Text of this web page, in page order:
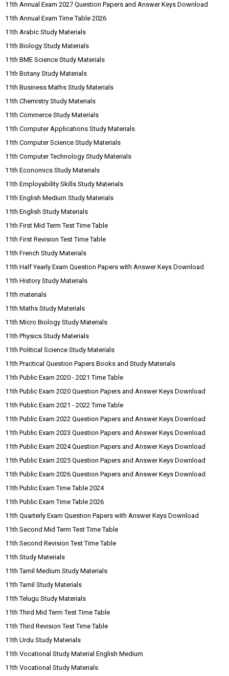
11th Annual Exam 2027 Question Papers and Answer Keys Download
11th Annual Exam Time Table 2026
11th Arabic Study Materials
11th Biology Study Materials
11th BME Science Study Materials
11th Botany Study Materials
11th Business Maths Study Materials
11th Chemistry Study Materials
11th Commerce Study Materials
11th Computer Applications Study Materials
11th Computer Science Study Materials
11th Computer Technology Study Materials
11th Economics Study Materials
11th Employability Skills Study Materials
11th English Medium Study Materials
11th English Study Materials
11th First Mid Term Test Time Table
11th First Revision Test Time Table
11th French Study Materials
11th Half Yearly Exam Question Papers with Answer Keys Download
11th History Study Materials
11th materials
11th Maths Study Materials
11th Micro Biology Study Materials
11th Physics Study Materials
11th Political Science Study Materials
11th Practical Question Papers Books and Study Materials
11th Public Exam 2020 - 2021 Time Table
11th Public Exam 2020 Question Papers and Answer Keys Download
11th Public Exam 2021 - 2022 Time Table
11th Public Exam 2022 Question Papers and Answer Keys Download
11th Public Exam 2023 Question Papers and Answer Keys Download
11th Public Exam 2024 Question Papers and Answer Keys Download
11th Public Exam 2025 Question Papers and Answer Keys Download
11th Public Exam 2026 Question Papers and Answer Keys Download
11th Public Exam Time Table 2024
11th Public Exam Time Table 2026
11th Quarterly Exam Question Papers with Answer Keys Download
11th Second Mid Term Test Time Table
11th Second Revision Test Time Table
11th Study Materials
11th Tamil Medium Study Materials
11th Tamil Study Materials
11th Telugu Study Materials
11th Third Mid Term Test Time Table
11th Third Revision Test Time Table
11th Urdu Study Materials
11th Vocational Study Material English Medium
11th Vocational Study Materials